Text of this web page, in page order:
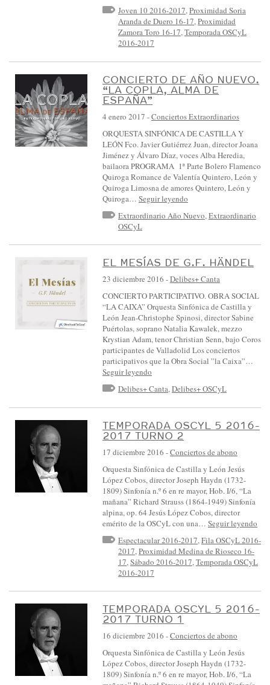
Joven 10 2016-2017,Proximidad Soria
Aranda de Duero 16-17,Proximidad
Zamora Toro 16-17,Temporada OSCyL
2016-2017
CONCIERTO DE AÑO NUEVO.
“LA COPLA, ALMA DE
ESPAÑA”
4 enero 2017 -Conciertos Extraordinarios
ORQUESTA SINFÓNICA DE CASTILLA Y
LEÓN Fco. Javier Gutiérrez Juan, director Joana
Jiménez y Álvaro Díaz, voces Alba Heredia,
bailaora PROGRAMA 1ª Parte Bolero Flamenco
Quiroga Romance de Valentía Quintero, León y
Quiroga Limosna de amores Quintero, León y
Quiroga… Seguir leyendo
Extraordinario Año Nuevo,Extraordinario
OSCyL
EL MESÍAS DE G.F. HÄNDEL
23 diciembre 2016 -Delibes+ Canta
CONCIERTO PARTICIPATIVO. OBRA SOCIAL
“LA CAIXA” Orquesta Sinfónica de Castilla y
León Jean-Christophe Spinosi, director Sabine
Puértolas, soprano Natalia Kawalek, mezzo
Krystian Adam, tenor Christian Senn, bajo Coros
participantes de Valladolid Los conciertos
participativos que la Obra Social ”la Caixa”…
Seguir leyendo
Delibes+ Canta,Delibes+ OSCyL
TEMPORADA OSCYL 5 2016-
2017 TURNO 2
17 diciembre 2016 -Conciertos de abono
Orquesta Sinfónica de Castilla y León Jesús
López Cobos, director Joseph Haydn (1732-
1809) Sinfonía n.º 6 en re mayor, Hob. I/6, “La
mañana” Richard Strauss (1864-1949) Sinfonía
alpina, op. 64 Jesús López Cobos, director
emérito de la OSCyL con una… Seguir leyendo
Espectacular 2016-2017,Fila OSCyL 2016-
2017,Proximidad Medina de Rioseco 16-
17,Sábado 2016-2017,Temporada OSCyL
2016-2017
TEMPORADA OSCYL 5 2016-
2017 TURNO 1
16 diciembre 2016 -Conciertos de abono
Orquesta Sinfónica de Castilla y León Jesús
López Cobos, director Joseph Haydn (1732-
1809) Sinfonía n.º 6 en re mayor, Hob. I/6, “La